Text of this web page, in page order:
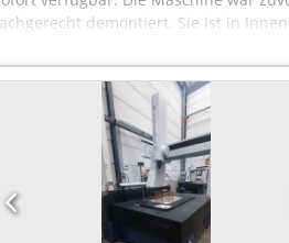
demontiert. Sie ist in
Hersteller: ZEISS * Modell: PRO T
mm * Tastersystem: Renishaw
10360 * Letzte ZEISS-Kalibrierung
Cedpfjzga D Hex Abrjha * Lagerung
Lieferumfang * Komplette ZEISS PRO
Kalibrierungsdokumentation (2025) *
Informationen Eine Besichtigung der